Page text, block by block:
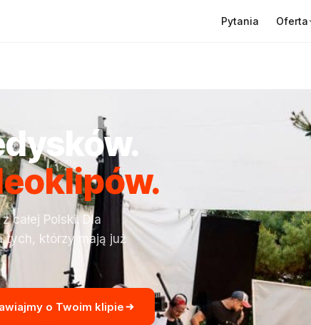
całej Polski. Dla
tych, którzy mają już
o Twoim klipie
Pytania Oferta